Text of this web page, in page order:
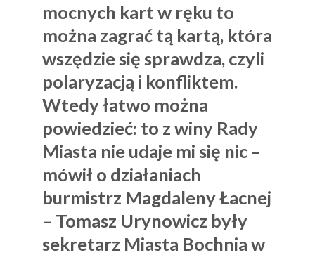
mocnych kart w ręku to
można zagrać tą kartą, która
wszędzie się sprawdza, czyli
polaryzacją i konfliktem.
Wtedy łatwo można
powiedzieć: to z winy Rady
Miasta nie udaje mi się nic –
mówił o działaniach
burmistrz Magdaleny Łacnej
– Tomasz Urynowicz były
sekretarz Miasta Bochnia w